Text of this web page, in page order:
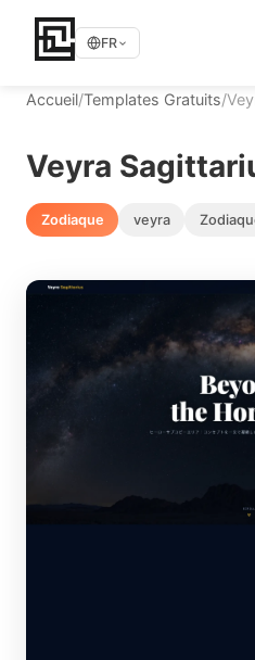
FR
Accueil/Templates Gratuits/
Veyra
Zodiaque veyra